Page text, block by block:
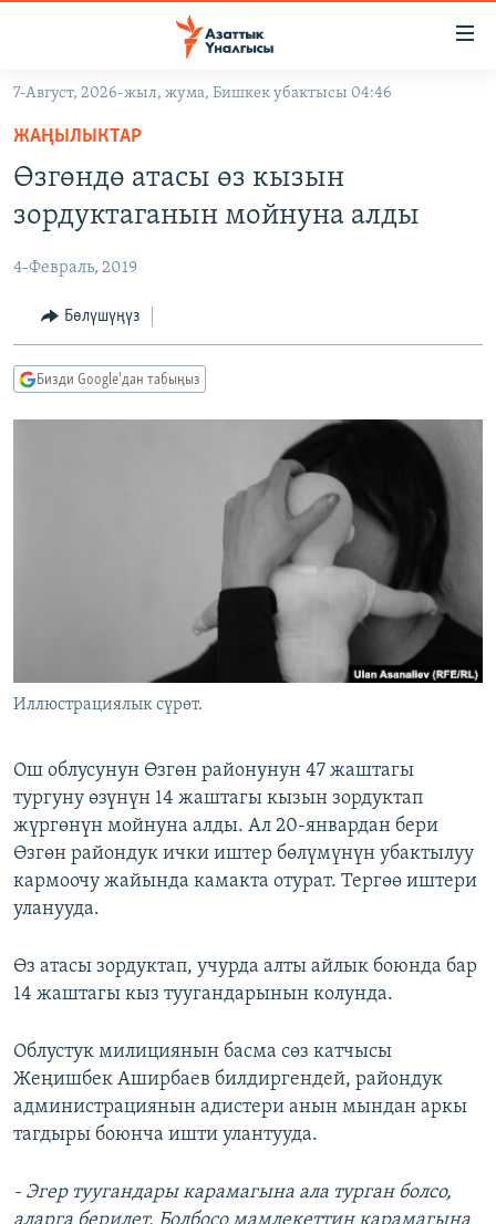
Навигацияга
өтүңүз
Издөөгө
салыңыз
ЭКОНОМИКА
МАДАНИЯТ
БОРБОР АЗИЯ
УКРАИНА
АТАЙЫН ИЛИКТӨӨ
ТВ ПРОГРАММАЛАР
ЭКСПЕРТТЕР ТАЛДАЙТ
ӨЗГӨЧӨ ПИКИР
ЭЕ/АРнун бардык сайттары
7-Август, 2026-жыл, жума, Бишкек убактысы 04:46
ЖАҢЫЛЫКТАР
Өзгөндө атасы өз кызын
зордуктаганын мойнуна алды
4-Февраль, 2019
Бөлүшүңүз
Бизди Google'дан табыңыз
Иллюстрациялык сүрөт.
Ош облусунун Өзгөн районунун 47 жаштагы
тургуну өзүнүн 14 жаштагы кызын зордуктап
жүргөнүн мойнуна алды. Ал 20-январдан бери
Өзгөн райондук ички иштер бөлүмүнүн убактылуу
кармоочу жайында камакта отурат. Тергөө иштери
уланууда.
Өз атасы зордуктап, учурда алты айлык боюнда бар
14 жаштагы кыз туугандарынын колунда.
Облустук милициянын басма сөз катчысы
Жеңишбек Аширбаев билдиргендей, райондук
администрациянын адистери анын мындан аркы
тагдыры боюнча ишти улантууда.
- Эгер туугандары карамагына ала турган болсо,